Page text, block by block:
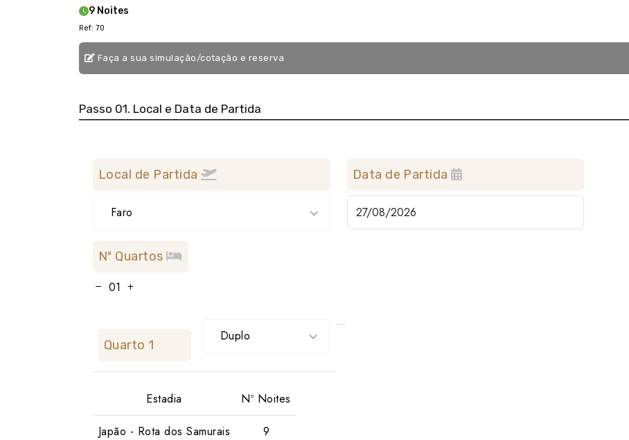
9 Noites
Ref: 70
Faça a sua simulação/cotação e reserva
Passo 01. Local e Data de Partida
Local de Partida
Faro
Data de Partida
Nº Quartos
Quarto 1
Duplo
Estadia Nº Noites
Japão - Rota dos Samurais